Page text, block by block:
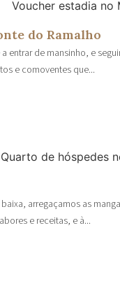
do Ramalho
entrar de mansinho, e
e comoventes que...
arregaçamos as
e receitas, e à...